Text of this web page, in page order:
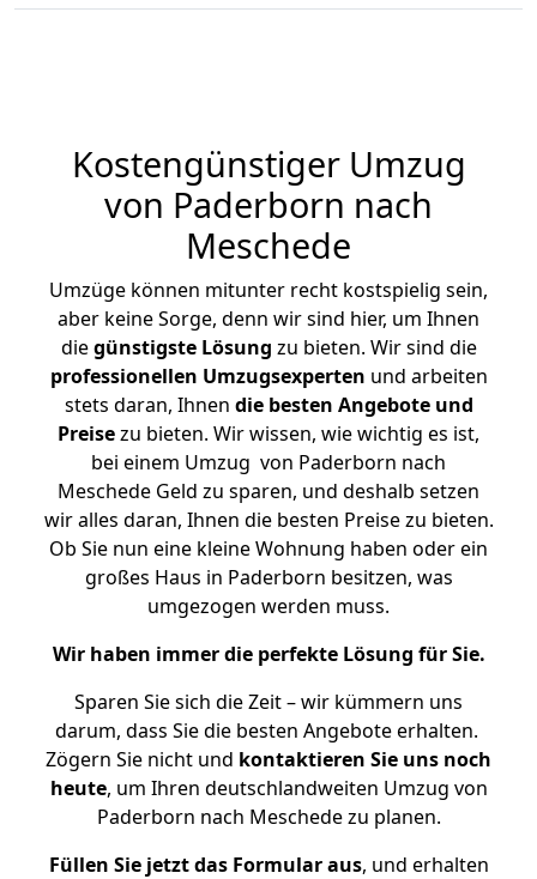
Kostengünstiger Umzug
von Paderborn nach
Meschede
Umzüge können mitunter recht kostspielig sein,
aber keine Sorge, denn wir sind hier, um Ihnen
diegünstigste Lösung zu bieten. Wir sind die
professionellen Umzugsexperten und arbeiten
stets daran, Ihnen die besten Angebote und
Preisezu bieten. Wir wissen, wie wichtig es ist,
bei einem Umzug von Paderborn nach
Meschede Geld zu sparen, und deshalb setzen
wir alles daran, Ihnen die besten Preise zu bieten.
Ob Sie nun eine kleine Wohnung haben oder ein
großes Haus in Paderborn besitzen, was
umgezogen werden muss.
Wir haben immer die perfekte Lösung für Sie.
Sparen Sie sich die Zeit – wir kümmern uns
darum, dass Sie die besten Angebote erhalten.
Zögern Sie nicht und kontaktieren Sie uns noch
heute, um Ihren deutschlandweiten Umzug von
Paderborn nach Meschede zu planen.
Füllen Sie jetzt das Formular aus, und erhalten